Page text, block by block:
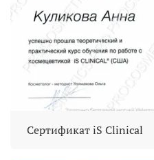
Сертификат iS Clinical